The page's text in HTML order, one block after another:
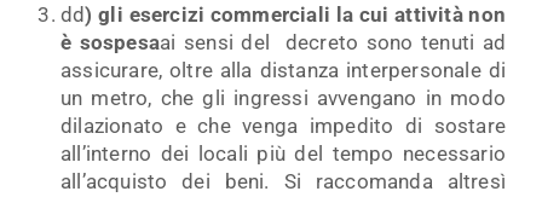
dd) gli esercizi commerciali la cui attività non
è sospesaai sensi del decreto sono tenuti ad
assicurare, oltre alla distanza interpersonale di
un metro, che gli ingressi avvengano in modo
dilazionato e che venga impedito di sostare
all’interno dei locali più del tempo necessario
all’acquisto dei beni. Si raccomanda altresì